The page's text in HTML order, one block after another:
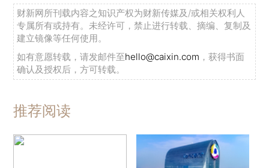
财新网所刊载内容之知识产权为财新传媒及/或相关权利人
专属所有或持有。未经许可，禁止进行转载、摘编、复制及
建立镜像等任何使用。
如有意愿转载，请发邮件至hello@caixin.com ，获得书面
确认及授权后，方可转载。
推荐阅读